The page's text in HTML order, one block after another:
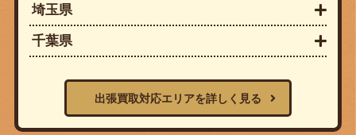
埼玉県
千葉県
出張買取対応エリアを詳しく見る